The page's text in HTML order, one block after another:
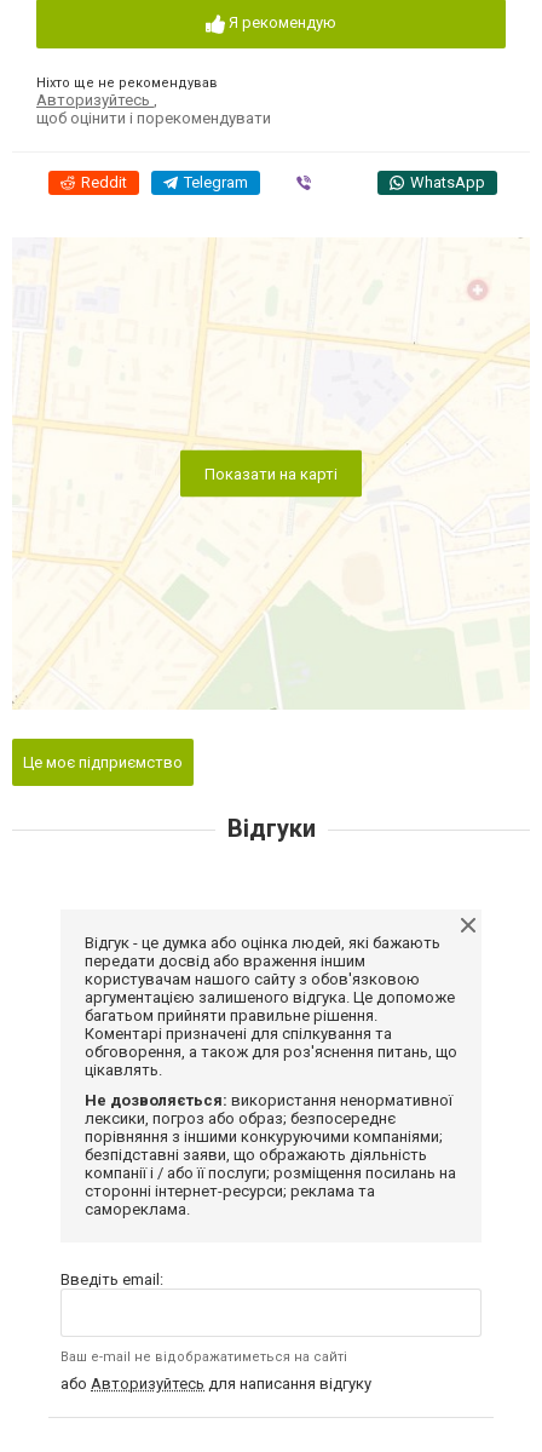
Я рекомендую
Ніхто ще не рекомендував
Авторизуйтесь
щоб оцінити і порекомендувати
Reddit Telegram WhatsApp
Показати на карті
Це моє підприємство
Відгуки
Відгук - це думка або оцінка людей, які бажають
передати досвід або враження іншим
користувачам нашого сайту з обов'язковою
аргументацією залишеного відгука. Це допоможе
багатьом прийняти правильне рішення.
Коментарі призначені для спілкування та
обговорення, а також для роз'яснення питань, що
цікавлять.
Не дозволяється: використання ненормативної
лексики, погроз або образ; безпосереднє
порівняння з іншими конкуруючими компаніями;
безпідставні заяви, що ображають діяльність
компанії і / або її послуги; розміщення посилань на
сторонні інтернет-ресурси; реклама та
самореклама.
Введіть email:
Ваш e-mail не відображатиметься на сайті
або Авторизуйтесь для написання відгуку